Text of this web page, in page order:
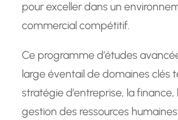
pour exceller dans un
commercial compétitif.
Ce programme d’études
large éventail de domaines clés
stratégie d’entreprise, la
gestion des ressources